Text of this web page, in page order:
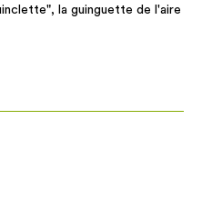
la guinguette de l'aire